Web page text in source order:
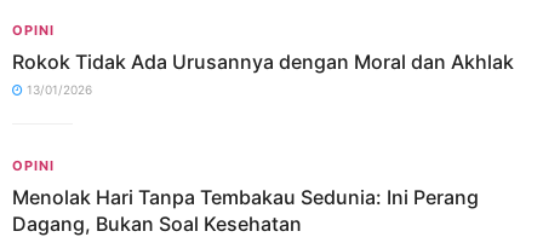
OPINI
Rokok Tidak Ada Urusannya dengan Moral dan Akhlak
13/01/2026
OPINI
Menolak Hari Tanpa Tembakau Sedunia: Ini Perang
Dagang, Bukan Soal Kesehatan